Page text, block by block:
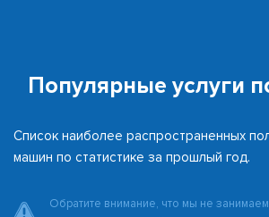
Популярные услуги
Список наиболее распространенных
машин по статистике за прошлый год.
Обратите внимание, что мы не